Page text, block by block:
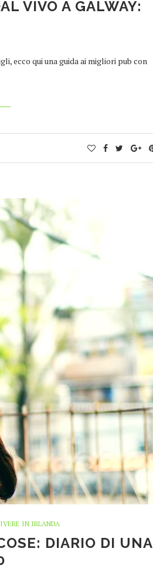
VIVO A GALWAY:
ecco qui una guida ai migliori pub con
IN IRLANDA
DIARIO DI UNA